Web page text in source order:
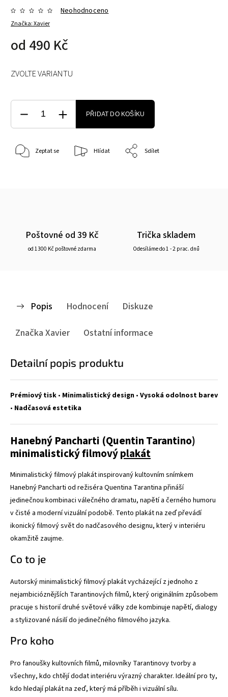
Značka:Xavier
Neohodnoceno
od 490 Kč
ZVOLTE VARIANTU
PŘIDAT DO KOŠÍKU
Zeptat se Hlídat Sdílet
Poštovné od 39 Kč
od 1300 Kč poštovné zdarma
Trička skladem
Odesíláme do 1 - 2 prac. dnů
Popis Hodnocení
Diskuze
ZnačkaXavier Ostatní informace
Detailní popis produktu
Prémiový tisk • Minimalistický design • Vysoká odolnost barev
• Nadčasová estetika
Hanebný Pancharti (Quentin Tarantino)
minimalistický filmovýplakát
Minimalistický filmový plakát inspirovaný kultovním snímkem
Hanebný Pancharti od režiséra Quentina Tarantina přináší
jedinečnou kombinaci válečného dramatu, napětí a černého humoru
v čisté a moderní vizuální podobě. Tento plakát na zeď převádí
ikonický filmový svět do nadčasového designu, který v interiéru
okamžitě zaujme.
Co to je
Autorský minimalistický filmový plakát vycházející z jednoho z
nejambicióznějších Tarantinových filmů, který originálním způsobem
pracuje s historií druhé světové války zde kombinuje napětí, dialogy
a stylizované násilí do jedinečného filmového jazyka.
Pro koho
Pro fanoušky kultovních filmů, milovníky Tarantinovy tvorby a
všechny, kdo chtějí dodat interiéru výrazný charakter. Ideální pro ty,
kdo hledají plakát na zeď, který má příběh i vizuální sílu.